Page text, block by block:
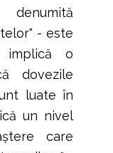
- este
implică o
dovezile
luate în
un nivel
care